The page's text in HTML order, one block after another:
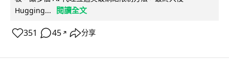
Hugging...
閱讀全文
351 45 ↗ 分享